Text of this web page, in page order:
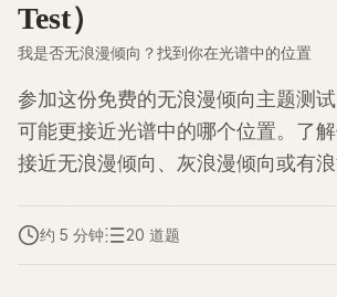
Test）
我是否无浪漫倾向？找到你在光谱中的位置
参加这份免费的无浪漫倾向主题测
可能更接近光谱中的哪个位置。了
接近无浪漫倾向、灰浪漫倾向或有浪
约 5 分钟 20 道题